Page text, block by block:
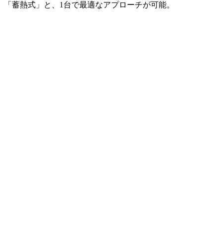
「蓄熱式」と、1台で最適なアプローチが可能。